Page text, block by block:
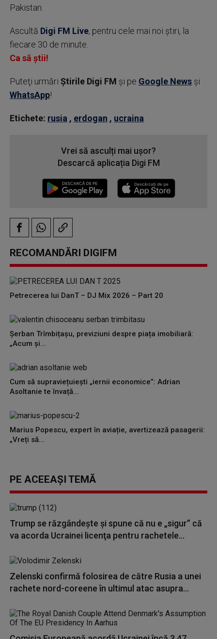
Pakistan.
Ascultă Digi FM Live, pentru cele mai noi știri, la
fiecare 30 de minute.
Ca să știi!
Puteţi urmări Știrile Digi FM şi pe Google News şi
WhatsApp!
Etichete: rusia , erdogan , ucraina
Vrei să asculți mai ușor?
Descarcă aplicația Digi FM
RECOMANDĂRI DIGIFM
Petrecerea lui DanT – DJ Mix 2026 – Part 20
Șerban Trîmbițașu, previziuni despre piața imobiliară:
„Acum și...
Cum să supraviețuiești „iernii economice”: Adrian
Asoltanie te învață...
Marius Popescu, expert în aviație, avertizează pasagerii:
„Vreți să...
PE ACEEAȘI TEMĂ
Trump se răzgândește și spune că nu e „sigur” că
va acorda Ucrainei licenţa pentru rachetele...
Zelenski confirmă folosirea de către Rusia a unei
rachete nord-coreene în ultimul atac asupra...